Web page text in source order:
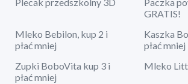
GRATIS!
Mleko Bebilon, kup 2 i
płać mniej
Kaszka
płać mniej
Zupki BoboVita kup 3 i
płać mniej
Mleko